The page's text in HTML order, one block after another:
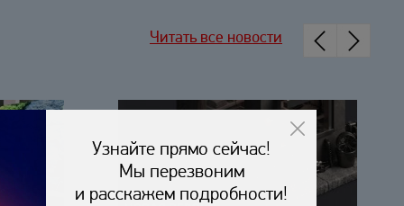
Читать все новости